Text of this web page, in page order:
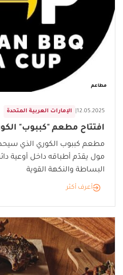
مطاعم
الإمارات العربية المتحدة 12.05.2025
افتتاح مطعم "كببوب"
مطعم كببوب الكوري الذي
مول يقدّم أطباقه داخل أوعية
البساطة والنكهة القوية
أعرف أكثر